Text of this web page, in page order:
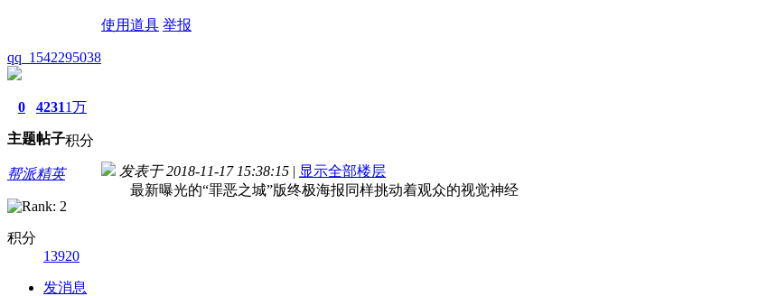
使用道具 举报
qq_1542295038
0
主题
4231
帖子
1万
积分
帮派精英
积分
13920
发消息
发表于 2018-11-17 15:38:15 | 显示全部楼层
最新曝光的“罪恶之城”版终极海报同样挑动着观众的视觉神经